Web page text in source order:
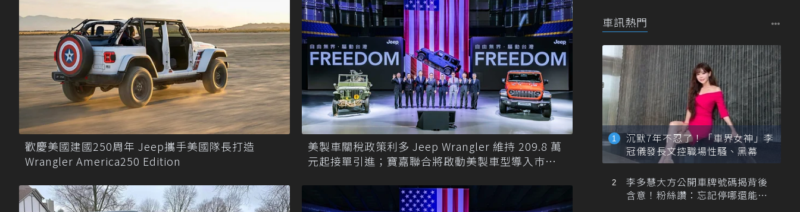
歡慶美國建國250周年 Jeep攜手美國隊長打造
Wrangler America250 Edition
美製車關稅政策利多 Jeep Wrangler 維持 209.8 萬
元起接單引進；寶嘉聯合將啟動美製車型導入巿場
車訊熱門
沉默7年不忍了！「車界女神」李
冠儀發長文控職場性騷、黑幕
李多慧大方公開車牌號碼揭背後
含意！粉絲讚：忘記停哪還能幫